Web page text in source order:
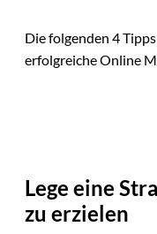
Die folgenden 4
erfolgreiche Online
Lege eine
zu erzielen